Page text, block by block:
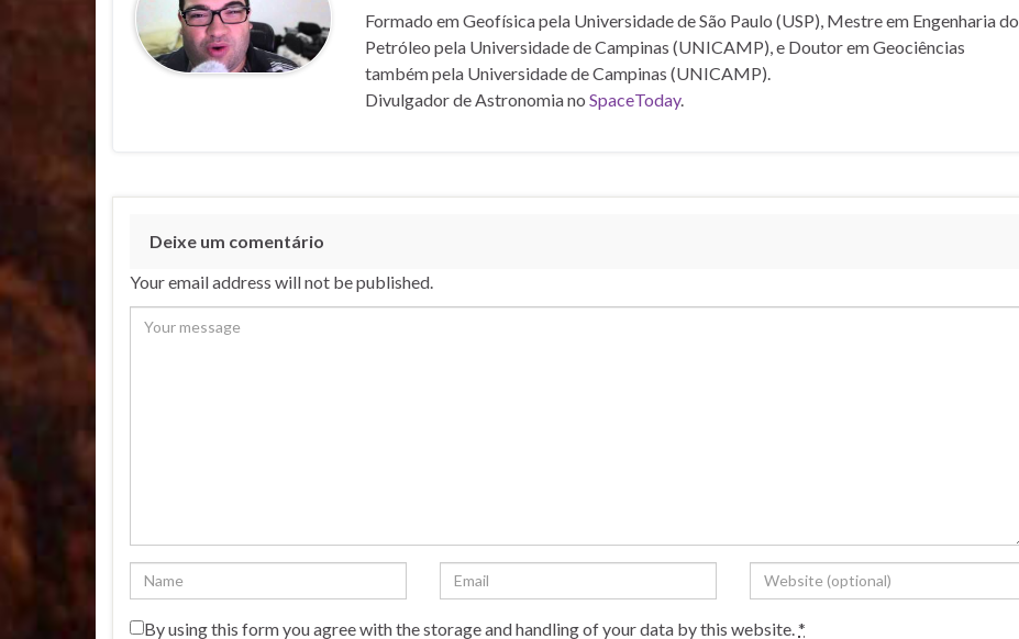
Formado em Geofísica pela Universidade de São Paulo (USP), Mestre em Engenharia do
Petróleo pela Universidade de Campinas (UNICAMP), e Doutor em Geociências
também pela Universidade de Campinas (UNICAMP).
Divulgador de Astronomia no SpaceToday.
Deixe um comentário
Your email address will not be published.
By using this form you agree with the storage and handling of your data by this website.*